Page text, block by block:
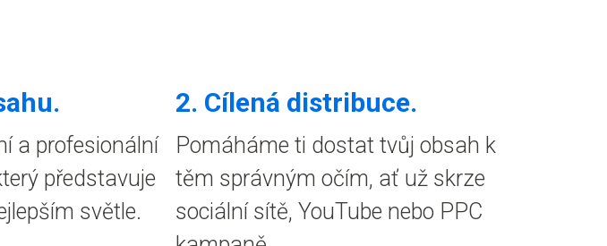
.
a profesionální
představuje
světle.
2. Cílená distribuce.
Pomáháme ti dostat tvůj obsah k
těm správným očím, ať už skrze
sociální sítě, YouTube nebo PPC